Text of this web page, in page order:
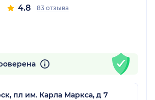
4.8 83 отзыва
пл им. Карла Маркса, д 7